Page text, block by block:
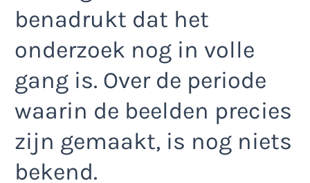
benadrukt dat het
onderzoek nog in volle
gang is. Over de periode
waarin de beelden precies
zijn gemaakt, is nog niets
bekend.